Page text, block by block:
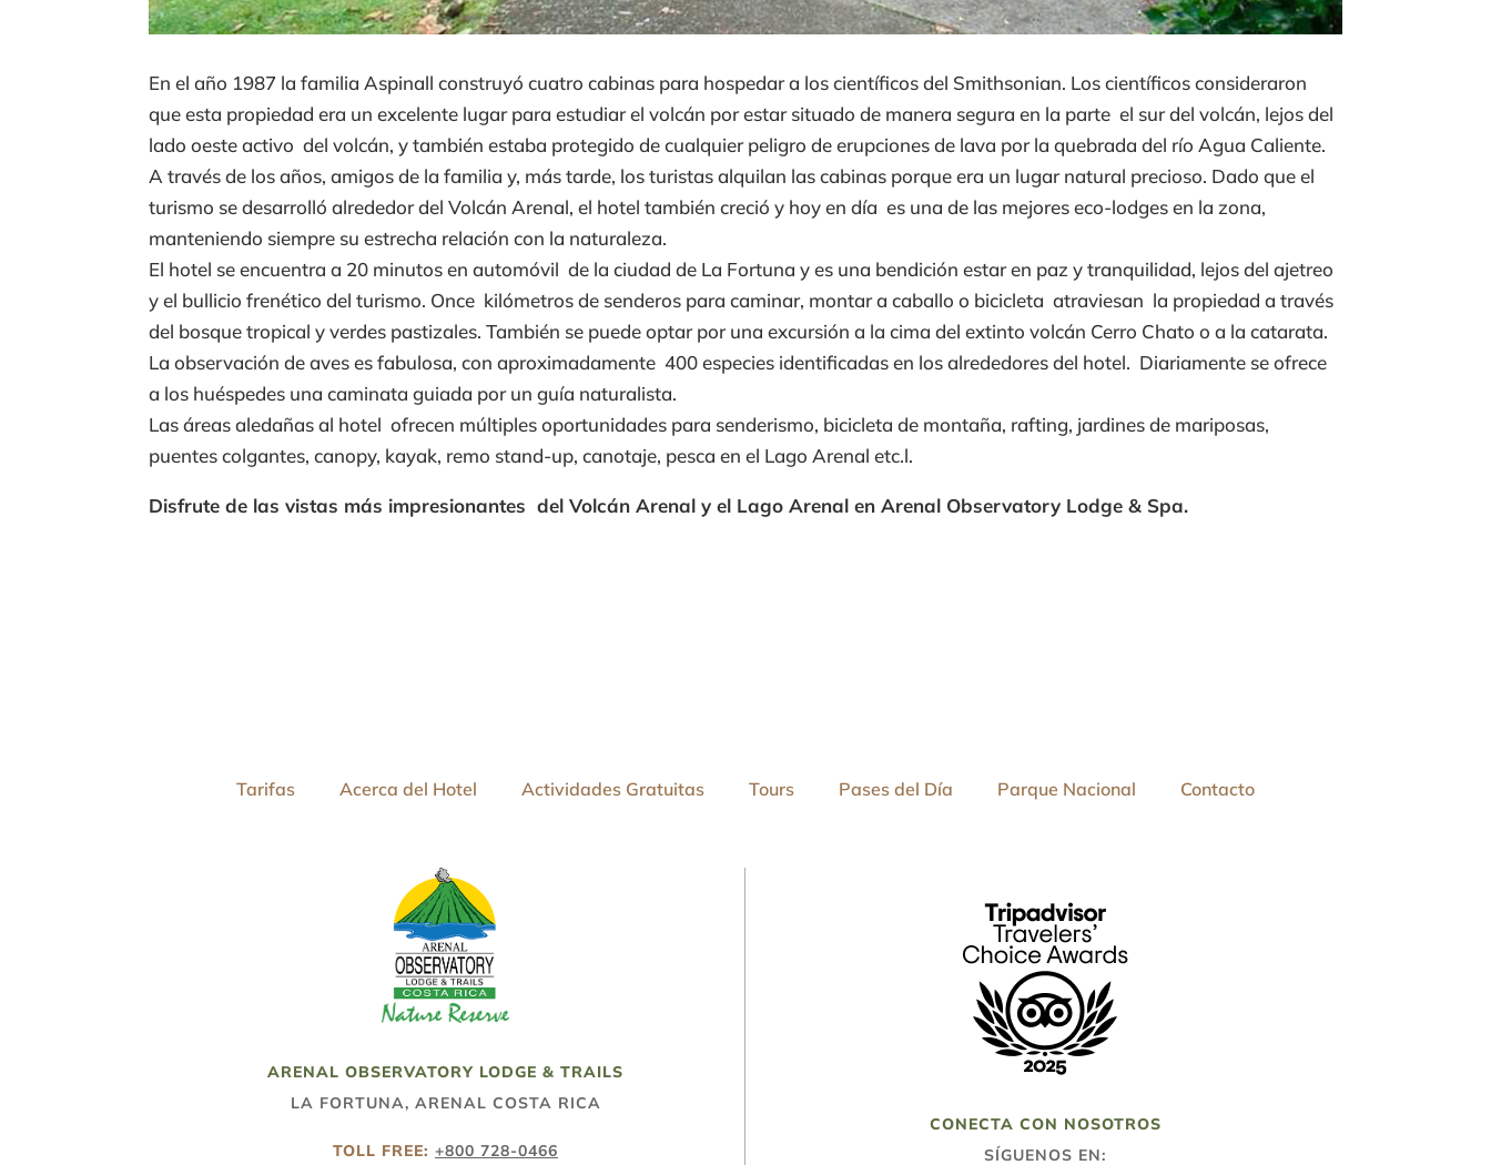
En el año 1987 la familia Aspinall construyó cuatro cabinas para hospedar a los científicos del Smithsonian. Los científicos consideraron
que esta propiedad era un excelente lugar para estudiar el volcán por estar situado de manera segura en la parte el sur del volcán, lejos del
lado oeste activo del volcán, y también estaba protegido de cualquier peligro de erupciones de lava por la quebrada del río Agua Caliente.
A través de los años, amigos de la familia y, más tarde, los turistas alquilan las cabinas porque era un lugar natural precioso. Dado que el
turismo se desarrolló alrededor del Volcán Arenal, el hotel también creció y hoy en día es una de las mejores eco-lodges en la zona,
manteniendo siempre su estrecha relación con la naturaleza.
El hotel se encuentra a 20 minutos en automóvil de la ciudad de La Fortuna y es una bendición estar en paz y tranquilidad, lejos del ajetreo
y el bullicio frenético del turismo. Once kilómetros de senderos para caminar, montar a caballo o bicicleta atraviesan la propiedad a través
del bosque tropical y verdes pastizales. También se puede optar por una excursión a la cima del extinto volcán Cerro Chato o a la catarata.
La observación de aves es fabulosa, con aproximadamente 400 especies identificadas en los alrededores del hotel. Diariamente se ofrece
a los huéspedes una caminata guiada por un guía naturalista.
Las áreas aledañas al hotel ofrecen múltiples oportunidades para senderismo, bicicleta de montaña, rafting, jardines de mariposas,
puentes colgantes, canopy, kayak, remo stand-up, canotaje, pesca en el Lago Arenal etc.l.
Disfrute de las vistas más impresionantes del Volcán Arenal y el Lago Arenal en Arenal Observatory Lodge & Spa.
Tarifas Acerca del Hotel Actividades Gratuitas Tours Pases del Día Parque Nacional Contacto
ARENAL OBSERVATORY LODGE & TRAILS
LA FORTUNA, ARENAL COSTA RICA
TOLL FREE: +800 728-0466
CONECTA CON NOSOTROS
SÍGUENOS EN: